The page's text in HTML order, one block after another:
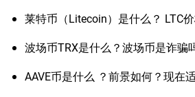
莱特币（Litecoin）是什么？ LTC
波场币TRX是什么？波场币是诈骗
AAVE币是什么 ？前景如何？现在